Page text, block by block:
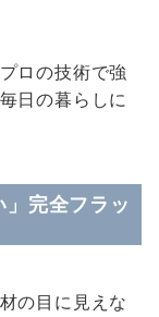
ロの技術で強
日の暮らしに
完全フラッ
の目に見えな